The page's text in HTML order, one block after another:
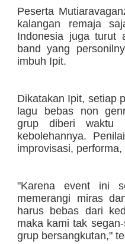
Peserta
kalangan remaja
Indonesia juga turut
band yang
imbuh Ipit.
Dikatakan Ipit, setiap
lagu bebas non
grup diberi waktu
kebolehannya.
improvisasi,
"Karena event ini
memerangi miras
harus bebas dari
maka kami tak
grup bersangkutan,"